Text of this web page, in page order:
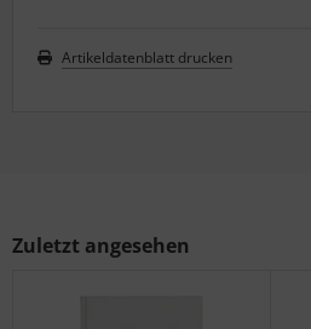
Artikeldatenblatt drucken
Zuletzt angesehen